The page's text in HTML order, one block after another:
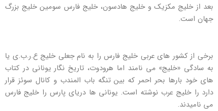
بعد از خلیج مکزیک و خلیج هادسون، خلیج فارس سومین خلیج بزرگ
جهان است.
برخی از کشور های عربی خلیج فارس را به نام جعلی خلیج ع.ر.ب.ی یا
به سادگی «خلیج» می نامند اما هرودوت، تاریخ نگار یونانی در کتاب
های خود بارها بحر احمر که بین تنگه باب المندب و کانال سوئز قرار
دارد را خلیج عرب نوشته است. یونانی ها دریای پارس را خلیج فارس
می نامیدند.